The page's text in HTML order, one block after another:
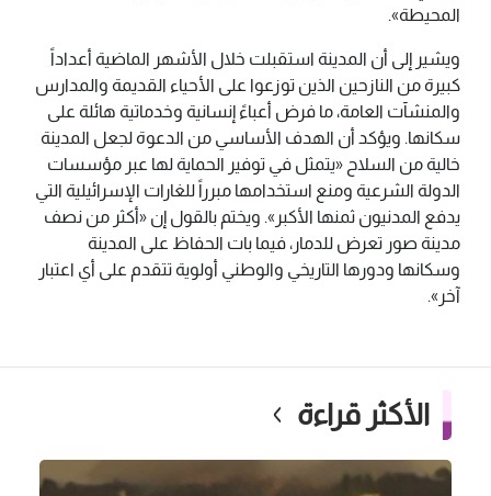
المحيطة».
ويشير إلى أن المدينة استقبلت خلال الأشهر الماضية أعداداً
كبيرة من النازحين الذين توزعوا على الأحياء القديمة والمدارس
والمنشآت العامة، ما فرض أعباءً إنسانية وخدماتية هائلة على
سكانها. ويؤكد أن الهدف الأساسي من الدعوة لجعل المدينة
خالية من السلاح «يتمثل في توفير الحماية لها عبر مؤسسات
الدولة الشرعية ومنع استخدامها مبرراً للغارات الإسرائيلية التي
يدفع المدنيون ثمنها الأكبر». ويختم بالقول إن «أكثر من نصف
مدينة صور تعرض للدمار، فيما بات الحفاظ على المدينة
وسكانها ودورها التاريخي والوطني أولوية تتقدم على أي اعتبار
آخر».
الأكثر قراءة